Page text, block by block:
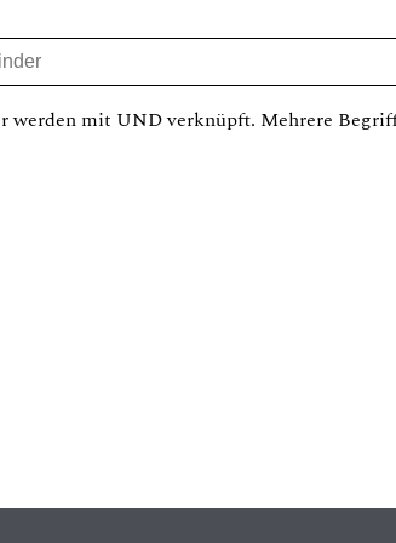
werden mit UND verknüpft. Mehrere